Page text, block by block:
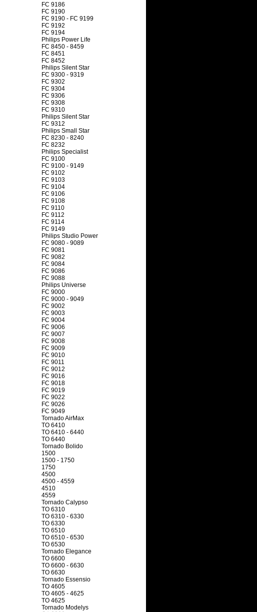
FC 9186
FC 9190
FC 9190 - FC 9199
FC 9192
FC 9194
Philips Power Life
FC 8450 - 8459
FC 8451
FC 8452
Philips Silent Star
FC 9300 - 9319
FC 9302
FC 9304
FC 9306
FC 9308
FC 9310
Philips Silent Star
FC 9312
Philips Small Star
FC 8230 - 8240
FC 8232
Philips Specialist
FC 9100
FC 9100 - 9149
FC 9102
FC 9103
FC 9104
FC 9106
FC 9108
FC 9110
FC 9112
FC 9114
FC 9149
Philips Studio Power
FC 9080 - 9089
FC 9081
FC 9082
FC 9084
FC 9086
FC 9088
Philips Universe
FC 9000
FC 9000 - 9049
FC 9002
FC 9003
FC 9004
FC 9006
FC 9007
FC 9008
FC 9009
FC 9010
FC 9011
FC 9012
FC 9016
FC 9018
FC 9019
FC 9022
FC 9026
FC 9049
Tornado AirMax
TO 6410
TO 6410 - 6440
TO 6440
Tornado Bolido
1500
1500 - 1750
1750
4500
4500 - 4559
4510
4559
Tornado Calypso
TO 6310
TO 6310 - 6330
TO 6330
TO 6510
TO 6510 - 6530
TO 6530
Tornado Elegance
TO 6600
TO 6600 - 6630
TO 6630
Tornado Essensio
TO 4605
TO 4605 - 4625
TO 4625
Tornado Modelys